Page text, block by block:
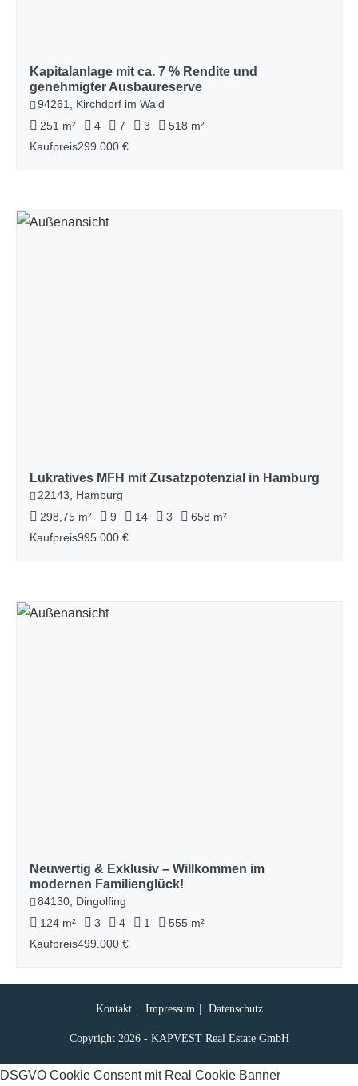
Kapitalanlage mit ca. 7 % Rendite und
genehmigter Ausbaureserve
94261, Kirchdorf im Wald
251 m²
4 7 3
518 m²
Kaufpreis299.000 €
Lukratives MFH mit Zusatzpotenzial in Hamburg
22143, Hamburg
298,75 m²
9 14 3
658 m²
Kaufpreis995.000 €
Neuwertig & Exklusiv – Willkommen im
modernen Familienglück!
84130, Dingolfing
124 m²
3 4 1
555 m²
Kaufpreis499.000 €
Kontakt Impressum Datenschutz
Copyright 2026 - KAPVEST Real Estate GmbH
DSGVO Cookie Consent mit Real Cookie Banner